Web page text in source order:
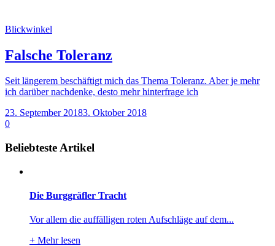
Blickwinkel
Falsche Toleranz
Seit längerem beschäftigt mich das Thema Toleranz. Aber je mehr
ich darüber nachdenke, desto mehr hinterfrage ich
23. September 20183. Oktober 2018
0
Beliebteste Artikel
Die Burggräfler Tracht
Vor allem die auffälligen roten Aufschläge auf dem...
+ Mehr lesen